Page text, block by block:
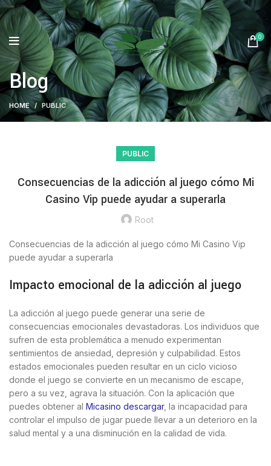
0
Blog
HOME PUBLIC
PUBLIC
Consecuencias de la adicción al juego cómo Mi
Casino Vip puede ayudar a superarla
Root
Consecuencias de la adicción al juego cómo Mi Casino Vip
puede ayudar a superarla
Impacto emocional de la adicción al juego
La adicción al juego puede generar una serie de
consecuencias emocionales devastadoras. Los individuos que
sufren de esta problemática a menudo experimentan
sentimientos de ansiedad, depresión y culpabilidad. Estos
estados emocionales pueden resultar en un ciclo vicioso
donde el juego se convierte en un mecanismo de escape,
pero a su vez, agrava la situación. Con la aplicación que
puedes obtener al Micasino descargar, la incapacidad para
controlar el impulso de jugar puede llevar a un deterioro en la
salud mental y a una disminución en la calidad de vida.